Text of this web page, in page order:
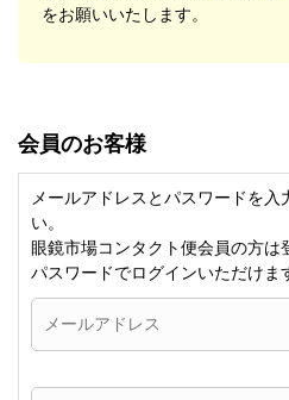
をお願いいたします。
会員のお客様
メールアドレスとパスワードを入
い。
眼鏡市場コンタクト便会員の方は
パスワードでログインいただけま